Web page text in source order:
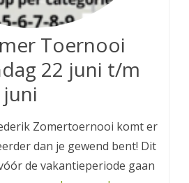
Toernooi
22 juni t/m
Zomertoernooi komt er
dan je gewend bent! Dit
de vakantieperiode gaan